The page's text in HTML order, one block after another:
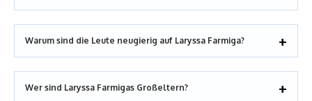
Warum sind die Leute neugierig auf Laryssa Farmiga?
Wer sind Laryssa Farmigas Großeltern?